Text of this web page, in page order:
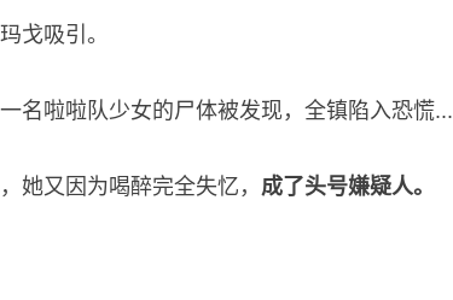
戈吸引。
名啦啦队少女的尸体被发现，全镇陷入恐慌...
她又因为喝醉完全失忆， 成了头号嫌疑人。